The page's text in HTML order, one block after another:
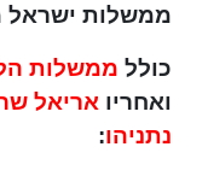
ממשלות ישראל
כולל ממשלות
ואחריו אריאל
נתניהו: